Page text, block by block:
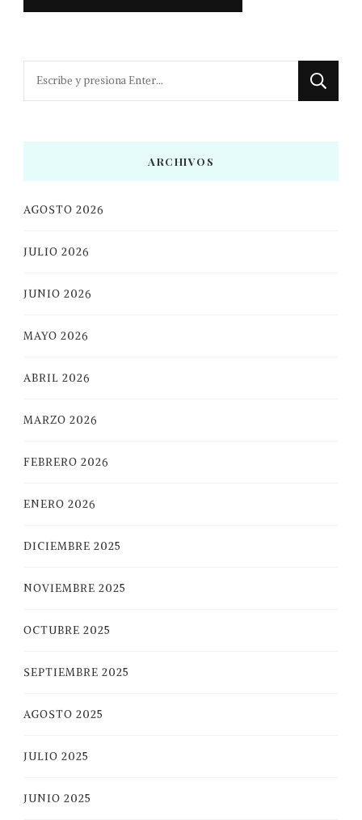
¿Buscas
ARCHIVOS
AGOSTO 2026
JULIO 2026
JUNIO 2026
MAYO 2026
ABRIL 2026
MARZO 2026
FEBRERO 2026
ENERO 2026
DICIEMBRE 2025
NOVIEMBRE 2025
OCTUBRE 2025
SEPTIEMBRE 2025
AGOSTO 2025
JULIO 2025
JUNIO 2025